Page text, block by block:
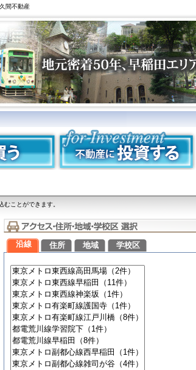
間不動産
ことができます。
沿線 住所 地域 学校区